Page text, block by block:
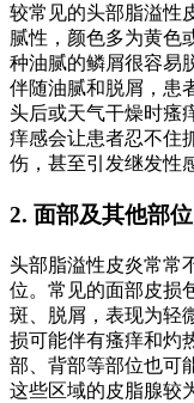
较常见的头部脂溢性
腻性，颜色多为黄色
种油腻的鳞屑很容易
伴随油腻和脱屑，患
头后或天气干燥时瘙
痒感会让患者忍不住
伤，甚至引发继发性
2. 面部及其他部
头部脂溢性皮炎常常
位。常见的面部皮损
斑、脱屑，表现为轻
损可能伴有瘙痒和灼
部、背部等部位也可
这些区域的皮脂腺较